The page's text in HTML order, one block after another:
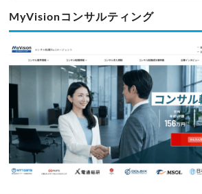
MyVisionコンサルティング